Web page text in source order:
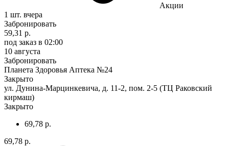
Акции
1 шт. вчера
Забронировать
59,31 р.
под заказ в 02:00
10 августа
Забронировать
Планета Здоровья Аптека №24
Закрыто
ул. Дунина-Марцинкевича, д. 11-2, пом. 2-5 (ТЦ Раковский
кирмаш)
Закрыто
69,78 р.
69,78 р.